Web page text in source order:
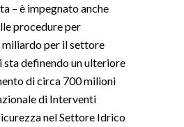
– è impegnato anche
procedure per
miliardo per il settore
definendo un ulteriore
di circa 700 milioni
di Interventi
nel Settore Idrico